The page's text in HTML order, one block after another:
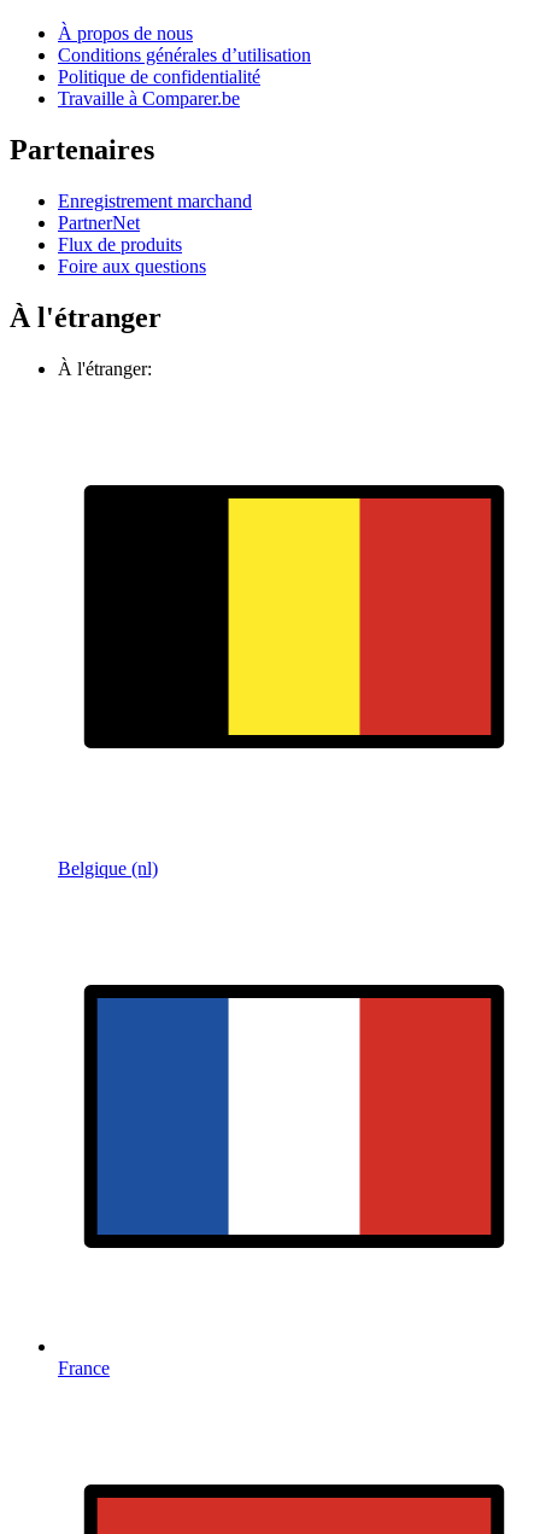
À propos de nous
Conditions générales d’utilisation
Politique de confidentialité
Travaille à Comparer.be
Partenaires
Enregistrement marchand
PartnerNet
Flux de produits
Foire aux questions
À l'étranger
À l'étranger:
Belgique (nl)
France